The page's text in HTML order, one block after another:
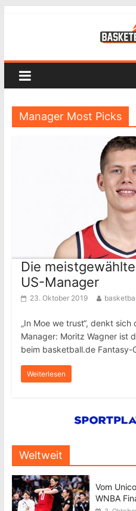
Manager Most Picks
Die
US-Manager
23. Oktober 2019
„In Moe we trust“, denkt sich
Manager: Moritz Wagner ist
beim basketball.de Fantasy-
Weiterlesen
Weltweit
Vom
WNBA